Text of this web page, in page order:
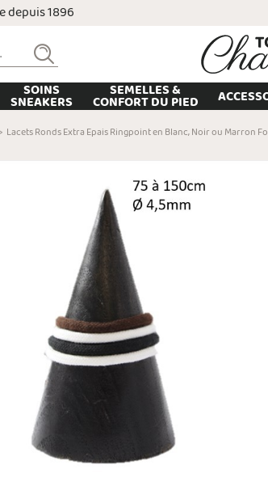
depuis 1896
SOINS
SNEAKERS
SEMELLES &
CONFORT DU PIED
Lacets Ronds Extra Epais Ringpoint en Blanc, Noir ou Marron